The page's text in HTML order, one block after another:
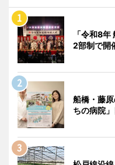
「令和8
2部制で開
船橋・藤
ちの病院